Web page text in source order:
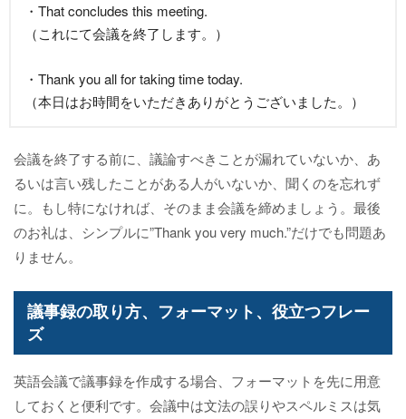
・That concludes this meeting.
（これにて会議を終了します。）
・Thank you all for taking time today.
（本日はお時間をいただきありがとうございました。）
会議を終了する前に、議論すべきことが漏れていないか、あ
るいは言い残したことがある人がいないか、聞くのを忘れず
に。もし特になければ、そのまま会議を締めましょう。最後
のお礼は、シンプルに”Thank you very much.”だけでも問題あ
りません。
議事録の取り方、フォーマット、役立つフレー
ズ
英語会議で議事録を作成する場合、フォーマットを先に用意
しておくと便利です。会議中は文法の誤りやスペルミスは気